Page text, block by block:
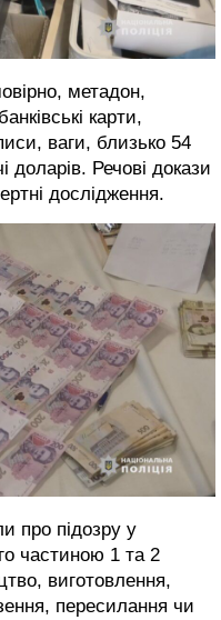
метадон,
карти,
ваги, близько 54
доларів. Речові докази
дослідження.
про підозру у
частиною 1 та 2
виготовлення,
пересилання чи